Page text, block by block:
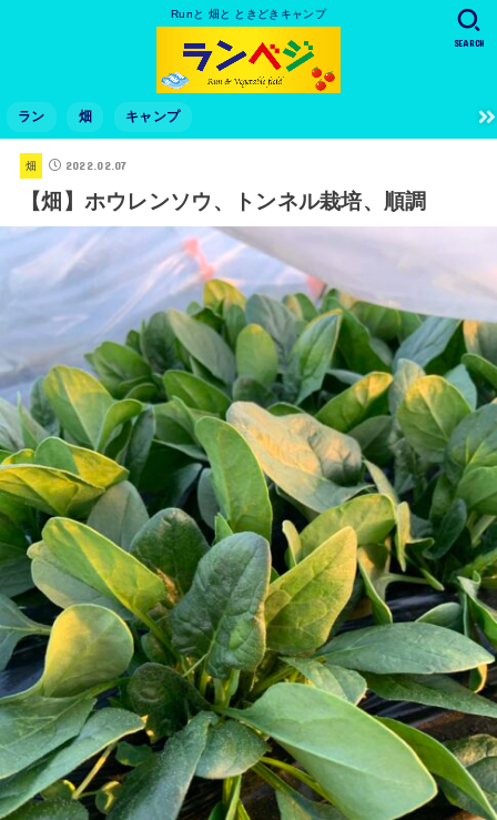
Runと 畑と ときどきキャンプ
ラン 畑 キャンプ
SEARCH
畑 2022.02.07
【畑】ホウレンソウ、トンネル栽培、順調